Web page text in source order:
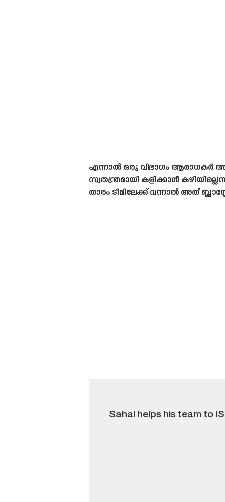
എന്നാൽ ഒരു വിഭാഗം ആരാധകർ
സ്വതന്ത്രമായി കളിക്കാൻ
താരം ടീമിലേക്ക് വന്നാൽ അത്
Sahal helps his team to